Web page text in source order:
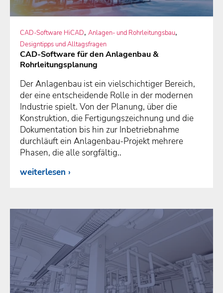
CAD-Software HiCAD, Anlagen- und Rohrleitungsbau,
Designtipps und Alltagsfragen
CAD-Software für den Anlagenbau &
Rohrleitungsplanung
Der Anlagenbau ist ein vielschichtiger Bereich,
der eine entscheidende Rolle in der modernen
Industrie spielt. Von der Planung, über die
Konstruktion, die Fertigungszeichnung und die
Dokumentation bis hin zur Inbetriebnahme
durchläuft ein Anlagenbau-Projekt mehrere
Phasen, die alle sorgfältig..
weiterlesen